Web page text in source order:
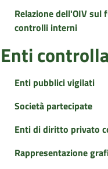
Relazione dell'OIV
controlli interni
Enti
Enti pubblici vigilati
Società partecipate
Enti di diritto privato
Rappresentazione